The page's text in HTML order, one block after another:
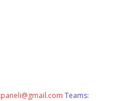
Teams: